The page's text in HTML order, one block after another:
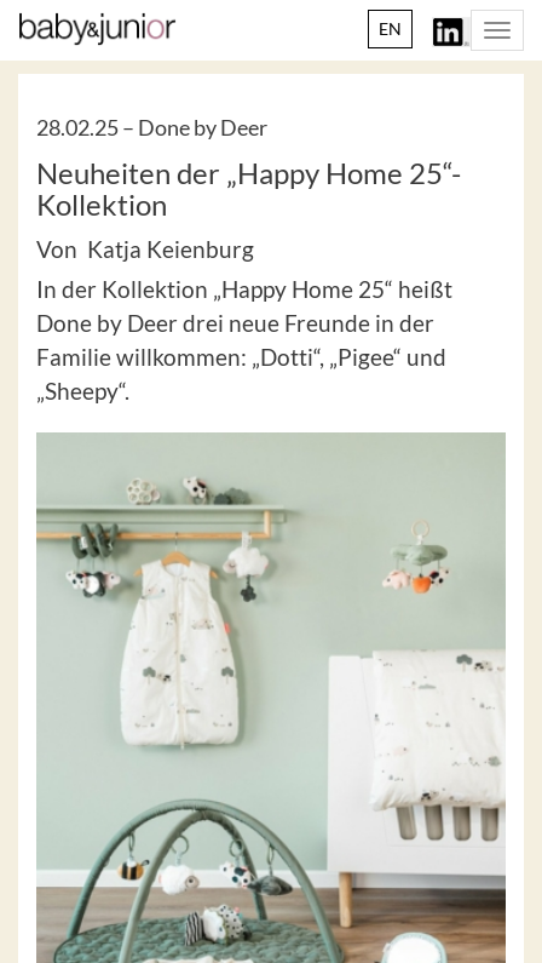
EN
28.02.25 – Done by Deer
Neuheiten der „Happy Home 25“-
Kollektion
Von Katja Keienburg
In der Kollektion „Happy Home 25“ heißt
Done by Deer drei neue Freunde in der
Familie willkommen: „Dotti“, „Pigee“ und
„Sheepy“.